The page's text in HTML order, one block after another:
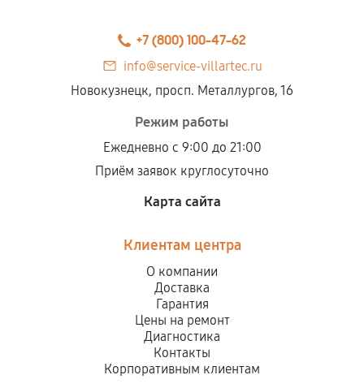
+7 (800) 100-47-62
info@service-villartec.ru
Новокузнецк, просп. Металлургов, 16
Режим работы
Ежедневно с 9:00 до 21:00
Приём заявок круглосуточно
Карта сайта
Клиентам центра
О компании
Доставка
Гарантия
Цены на ремонт
Диагностика
Контакты
Корпоративным клиентам